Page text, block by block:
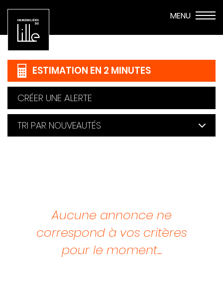
ESTIMATION EN 2 MINUTES
CRÉER UNE ALERTE
Aucune annonce ne
correspond à vos critères
pour le moment...